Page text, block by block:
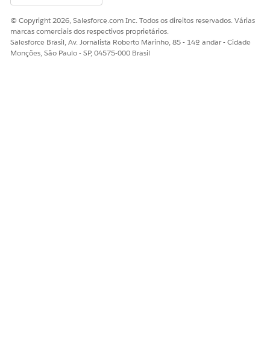
© Copyright 2026, Salesforce.com Inc. Todos os direitos reservados. Várias
marcas comerciais dos respectivos proprietários.
Salesforce Brasil, Av. Jornalista Roberto Marinho, 85 - 14º andar - Cidade
Monções, São Paulo - SP, 04575-000 Brasil